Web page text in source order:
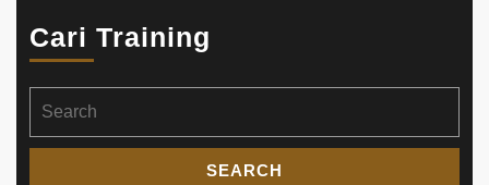
Cari Training
for: